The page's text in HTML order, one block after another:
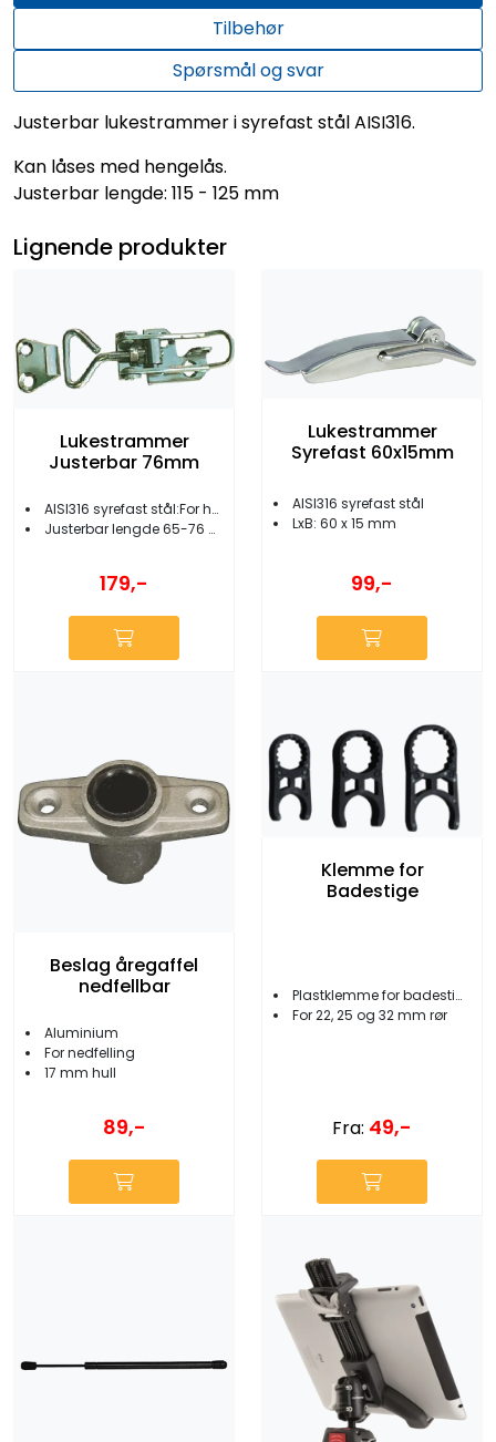
Tilbehør
Spørsmål og svar
Justerbar lukestrammer i syrefast stål AISI316.
Kan låses med hengelås.
Justerbar lengde: 115 - 125 mm
Lignende produkter
Lukestrammer
Justerbar 76mm
AISI316 syrefast stål:For hengelås
Justerbar lengde 65-76 mm
179,-
Lukestrammer
Syrefast 60x15mm
AISI316 syrefast stål
LxB: 60 x 15 mm
99,-
Beslag åregaffel
nedfellbar
Aluminium
For nedfelling
17 mm hull
89,-
Klemme for
Badestige
Plastklemme for badestige
For 22, 25 og 32 mm rør
Fra: 49,-